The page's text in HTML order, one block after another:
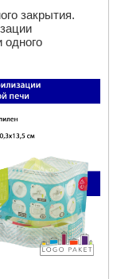
закрытия.
одного